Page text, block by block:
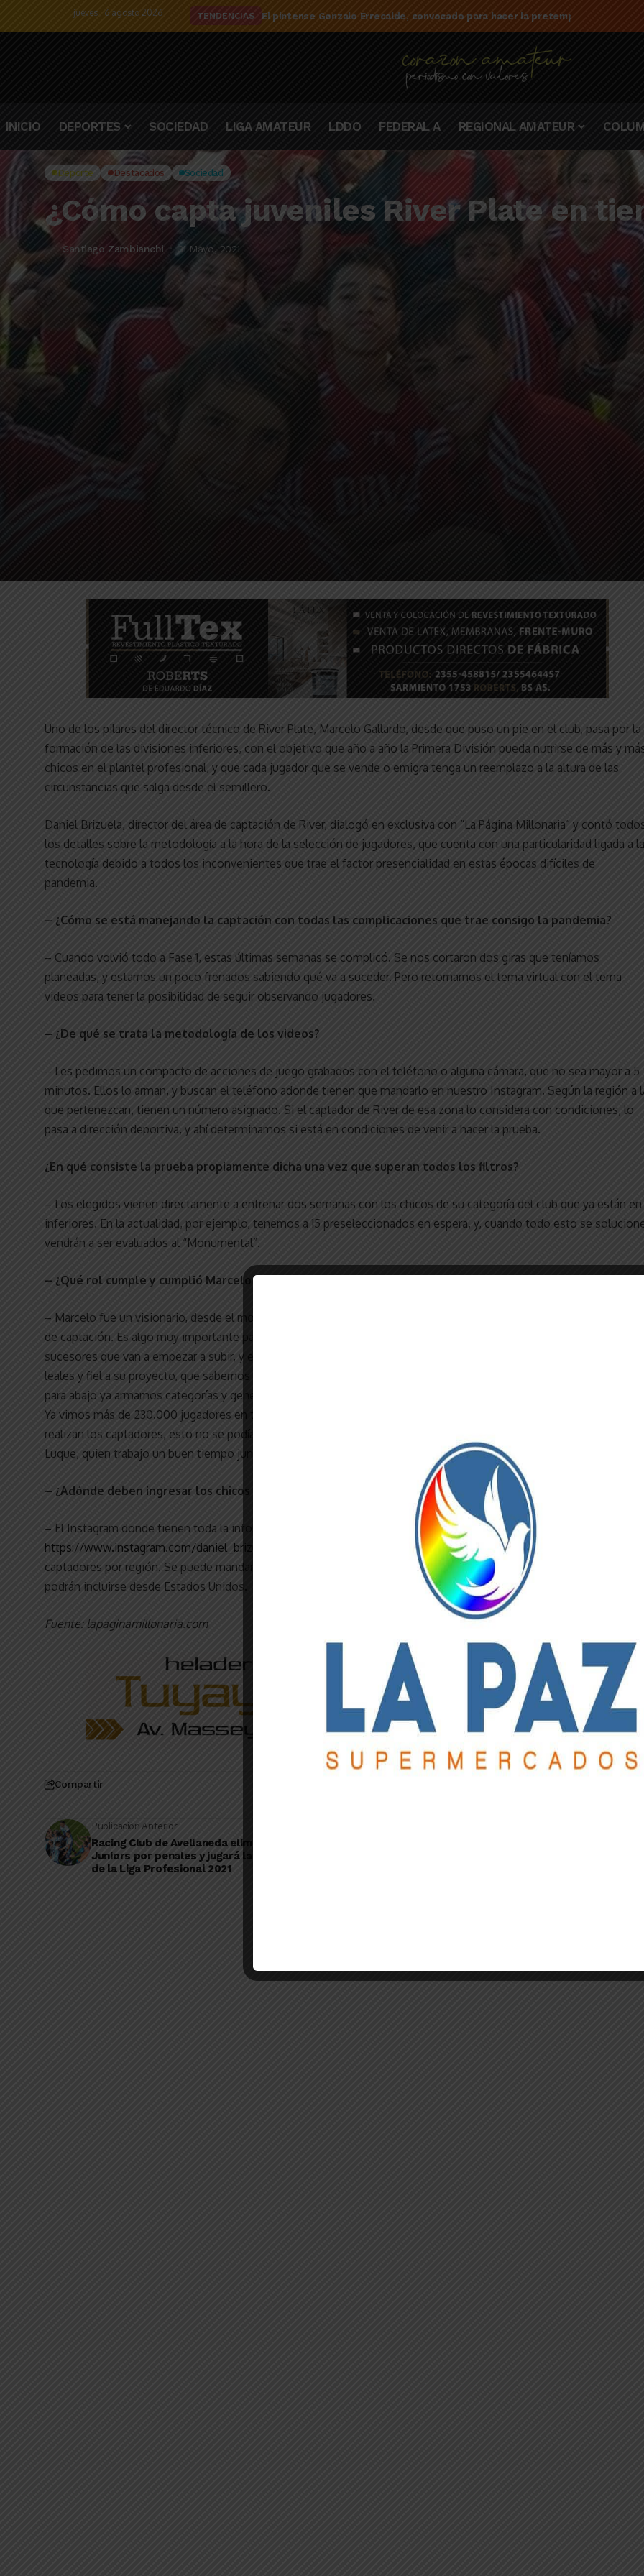
jueves , 6 agosto 2026 TENDENCIAS El detalle de la campaña de El Linqueño en el torneo Federal A 2025/2026
INICIO DEPORTES SOCIEDAD LIGA AMATEUR LDDO FEDERAL A REGIONAL AMATEUR
Deporte Destacados Sociedad
¿Cómo capta juveniles River Plate en
Santiago Zambianchi 31 Mayo, 2021
Uno de los pilares del director técnico de River Plate, Marcelo Gallardo, desde que puso un pie en el club, pasa por la
formación de las divisiones inferiores, con el objetivo que año a año la Primera División pueda nutrirse de más y
chicos en el plantel profesional, y que cada jugador que se vende o emigra tenga un reemplazo a la altura de las
circunstancias que salga desde el semillero.
Daniel Brizuela, director del área de captación de River, dialogó en exclusiva con “La Página Millonaria” y contó
los detalles sobre la metodología a la hora de la selección de jugadores, que cuenta con una particularidad ligada a la
tecnología debido a todos los inconvenientes que trae el factor presencialidad en estas épocas difíciles de
pandemia.
– ¿Cómo se está manejando la captación con todas las complicaciones que trae consigo la pandemia?
– Cuando volvió todo a Fase 1, estas últimas semanas se complicó. Se nos cortaron dos giras que teníamos
planeadas, y estamos un poco frenados sabiendo qué va a suceder. Pero retomamos el tema virtual con el tema
videos para tener la posibilidad de seguir observando jugadores.
– ¿De qué se trata la metodología de los videos?
– Les pedimos un compacto de acciones de juego grabados con el teléfono o alguna cámara, que no sea mayor a 5
minutos. Ellos lo arman, y buscan el teléfono adonde tienen que mandarlo en nuestro Instagram. Según la región a
que pertenezcan, tienen un número asignado. Si el captador de River de esa zona lo considera con condiciones, lo
pasa a dirección deportiva, y ahí determinamos si está en condiciones de venir a hacer la prueba.
¿En qué consiste la prueba propiamente dicha una vez que superan todos los filtros?
– Los elegidos vienen directamente a entrenar dos semanas con los chicos de su categoría del club que ya están en
inferiores. En la actualidad, por ejemplo, tenemos a 15 preseleccionados en espera, y, cuando todo esto se
vendrán a ser evaluados al “Monumental”.
– ¿Qué rol cumple y cumplió Marcelo Gallardo dentro de este proyecto?
– Marcelo fue un visionario, desde el momento en el que empezó a mover esta fábrica en el 2016 de este proyecto
de captación. Es algo muy importante para las generaciones que vienen. Los jugadores tienen puesto por puesto
sucesores que van a empezar a subir, y ese es un trabajo que solamente fue visión de Marcelo. Nosotros somos
leales y fiel a su proyecto, que sabemos que lleva muchos años. Hoy llevamos 5 años y medio, y de la categoría
para abajo ya armamos categorías y generaciones extraordinarias, pero nada hubiera sucedido sin Marcelo Gallardo.
Ya vimos más de 230.000 jugadores en todos estos años. Y también hay que destacar que, sin todo el trabajo que
realizan los captadores, esto no se podía haber realizado, y que, además, llevamos en la memoria a Leopoldo Jacinto
Luque, quien trabajo un buen tiempo junto a nosotros de una manera estupenda y se lo extraña mucho.
– ¿Adónde deben ingresar los chicos para enviar su video?
– El Instagram donde tienen toda la información sobre las pruebas y los teléfonos de cada región es:
https://www.instagram.com/daniel_brizuelaoficial/
. Allí, además, se encuentran todos los flyers de cada uno de los
captadores por región. Se puede mandar desde Chile, Paraguay, Uruguay, Brasil, Ecuador y Colombia. Y
podrán incluirse desde Estados Unidos.
Fuente: lapaginamillonaria.com
Compartir
Publicación Anterior
Racing Club de Avellaneda eliminó a Boca
Juniors por penales y jugará la final de la Copa
de la Liga Profesional 2021